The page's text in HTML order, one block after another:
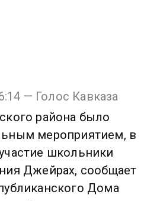
— Голос Кавказа
района было
мероприятием, в
школьники
Джейрах, сообщает
Дома